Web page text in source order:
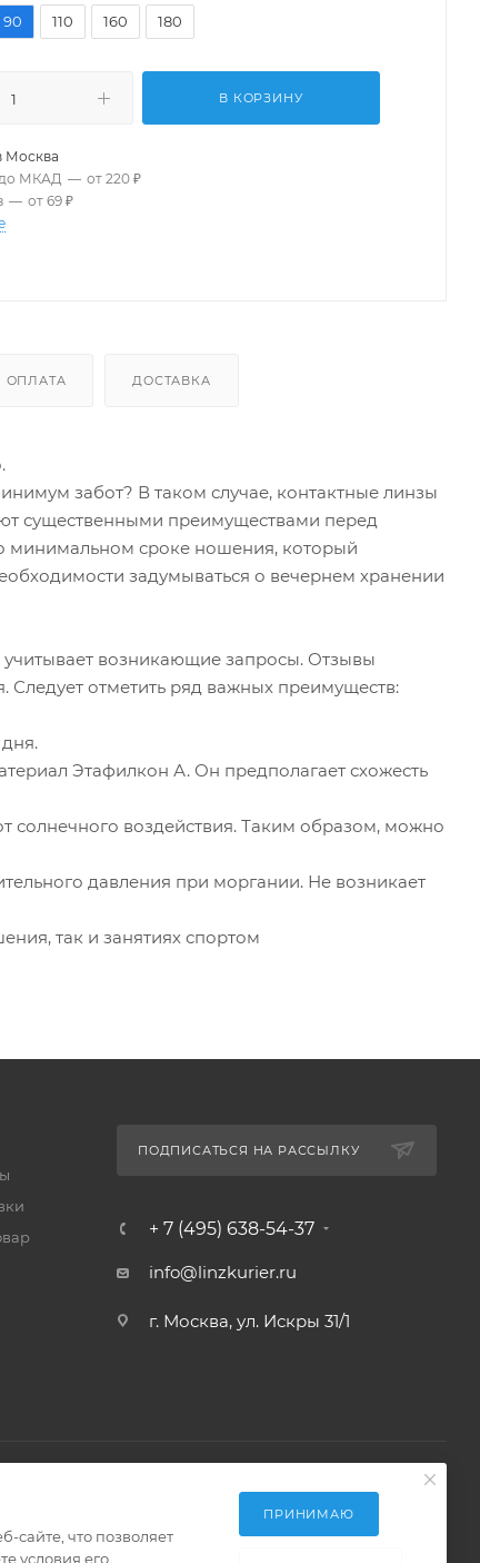
90 110 160 180
В КОРЗИНУ
Москва
МКАД — от 220 ₽
— от 69 ₽
ОПЛАТА ДОСТАВКА
забот? В таком случае, контактные линзы
существенными преимуществами перед
минимальном сроке ношения, который
задумываться о вечернем хранении
возникающие запросы. Отзывы
Следует отметить ряд важных преимуществ:
Этафилкон А. Он предполагает схожесть
солнечного воздействия. Таким образом, можно
давления при моргании. Не возникает
так и занятиях спортом
ПОДПИСАТЬСЯ НА РАССЫЛКУ
+ 7 (495) 638-54-37
info@linzkurier.ru
г. Москва, ул. Искры 31/1
что позволяет
условия его
ПРИНИМАЮ